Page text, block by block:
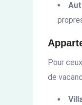
Pour
de